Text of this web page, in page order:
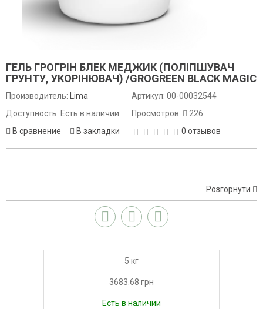
ГЕЛЬ ГРОГРІН БЛЕК МЕДЖИК (ПОЛІПШУВАЧ
ГРУНТУ, УКОРІНЮВАЧ) /GROGREEN BLACK MAGIC
Производитель:
Lima
Доступность: Есть в наличии
В сравнение
В закладки
Артикул: 00-00032544
Просмотров:
226
0 отзывов
Розгорнути
5 кг
3683.68 грн
Есть в наличии